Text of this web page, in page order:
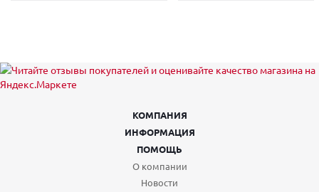
КОМПАНИЯ
ИНФОРМАЦИЯ
ПОМОЩЬ
О компании
Новости